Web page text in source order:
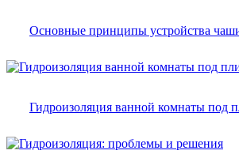
Основные принципы устройства
Гидроизоляция ванной комнаты под